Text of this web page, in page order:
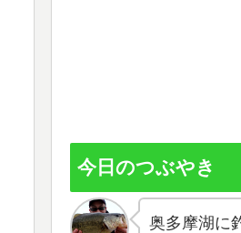
今日のつぶやき
奥多摩湖に